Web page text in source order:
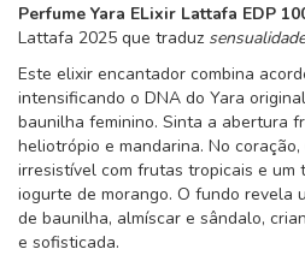
Perfume Yara ELixir Lattafa EDP
Lattafa 2025 que traduz sensualidade
Este elixir encantador combina
intensificando o DNA do Yara
baunilha feminino. Sinta a abertura
heliotrópio e mandarina. No
irresistível com frutas tropicais e um
iogurte de morango. O fundo revela
de baunilha, almíscar e sândalo,
e sofisticada.